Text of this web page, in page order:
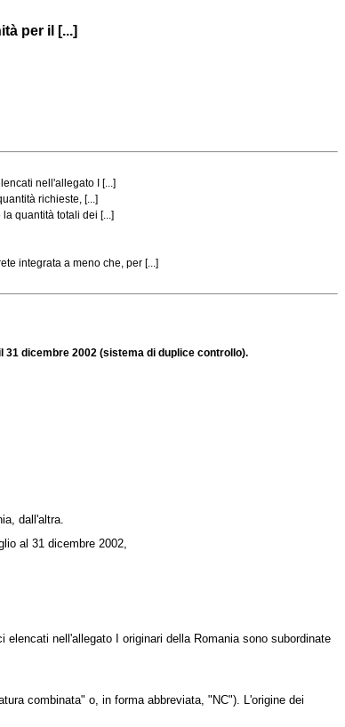
per il [...]
nell'allegato I [...]
richieste, [...]
quantità totali dei [...]
integrata a meno che, per [...]
31 dicembre 2002 (sistema di duplice controllo).
dall'altra.
al 31 dicembre 2002,
nell'allegato I originari della Romania sono subordinate
combinata" o, in forma abbreviata, "NC"). L'origine dei